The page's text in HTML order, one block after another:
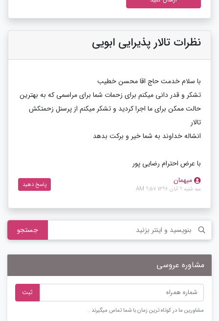
نظرات تالار پذیرایی ابویی
با سلام خدمت حاج اقا محسن خطیب
تشکر و قدر دانی میکنم برای زحمات شما برای مراسمی که به بهترین
حالت ممکن برای ما اجرا کردید و تشکر میکنم از پرسنل زحمتکش
تالار
انشاله خداوند به شما خیر و برکت بدهد
با عرض احترام رضایی پور
میهمان
سه شنبه 9 آبان 1396 9:57 AM
پاسخ دهید
جستجو
مشاوره عروسی
ثبت
مشاورین ما در کوتاه ترین زمان با شما تماس میگیرند .